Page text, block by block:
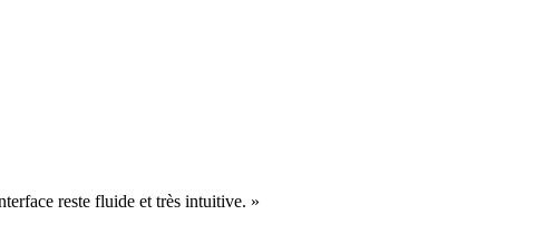
reste fluide et très intuitive. »